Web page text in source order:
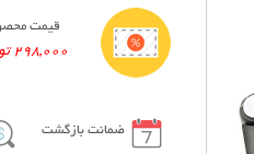
قیمت
298,000 تومان
ضمانت بازگشت